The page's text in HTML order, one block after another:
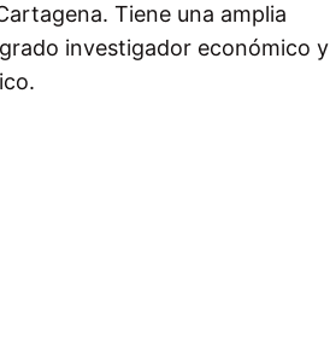
Tiene una amplia
investigador económico y